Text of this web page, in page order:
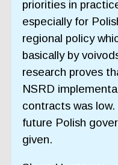
priorities in
especially for
regional policy
basically by
research proves
NSRD
contracts was
future Polish
given.